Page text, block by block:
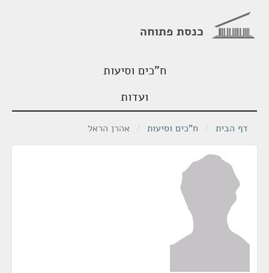
כנסת פתוחה
ח"כים וסיעות
ועדות
דף הבית / ח"כים וסיעות / אהרן הראל